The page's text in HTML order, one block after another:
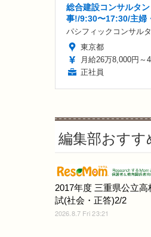
総合建設コンサルタ
事!/9:30〜17:30/主婦
パシフィックコンサル
東京都
月給26万8,000円～
正社員
編集部おすす
2017年度 三重県公立高
試(社会・正答)2/2
2026.8.7 Fri 23:21